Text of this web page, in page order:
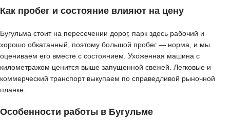
Как пробег и состояние влияют на цену
Бугульма стоит на пересечении дорог, парк здесь рабочий и
хорошо обкатанный, поэтому большой пробег — норма, и мы
оцениваем его вместе с состоянием. Ухоженная машина с
километражом ценится выше запущенной свежей. Легковые и
коммерческий транспорт выкупаем по справедливой рыночной
планке.
Особенности работы в Бугульме